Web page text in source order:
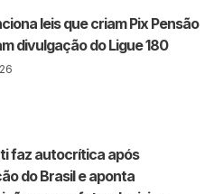
leis que criam Pix Pensão
divulgação do Ligue 180
faz autocrítica após
do Brasil e aponta